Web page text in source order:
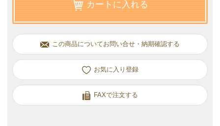
カートに入れる
この商品についてお問い合せ・納期確認する
お気に入り
FAXで注文する